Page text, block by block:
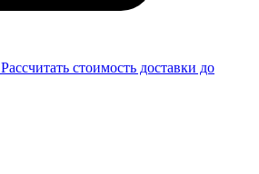
Рассчитать стоимость доставки до